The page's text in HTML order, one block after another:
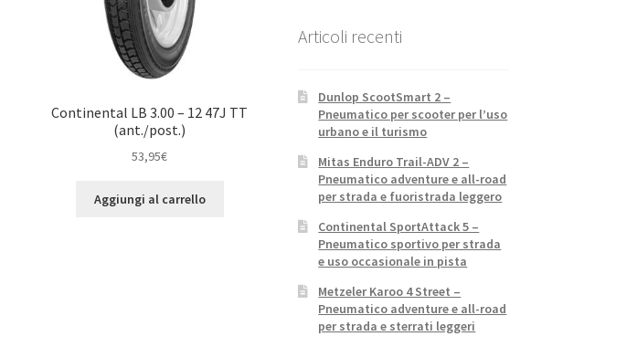
Continental LB 3.00 – 12 47J TT
(ant./post.)
53,95€
Aggiungi al carrello
Articoli recenti
Dunlop ScootSmart 2 –
Pneumatico per scooter per l’uso
urbano e il turismo
Mitas Enduro Trail-ADV 2 –
Pneumatico adventure e all-road
per strada e fuoristrada leggero
Continental SportAttack 5 –
Pneumatico sportivo per strada
e uso occasionale in pista
Metzeler Karoo 4 Street –
Pneumatico adventure e all-road
per strada e sterrati leggeri